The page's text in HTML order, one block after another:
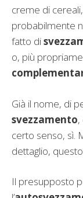
creme di
probabilmente
fatto di
o, più
Già il nome, di
svezzamento
certo senso, sì.
dettaglio,
Il presupposto